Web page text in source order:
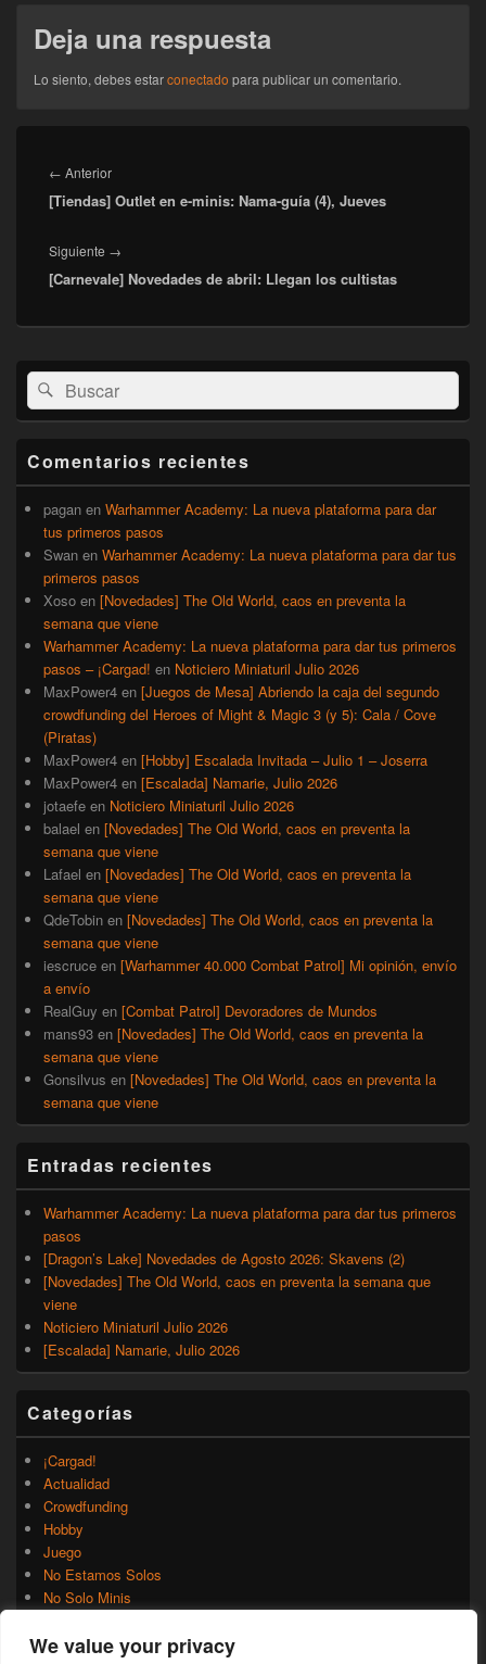
We value your privacy
Deja una respuesta
Lo siento, debes estarconectado para publicar un comentario.
de
entradas
← AnteriorEntrada
anterior:
[Tiendas] Outlet en e-minis: Nama-guía (4), Jueves
Siguiente →
siguiente:
[Carnevale] Novedades de abril: Llegan los cultistas
área
de
widget
lateral
primaria
Buscar
por:
Buscar
Comentarios recientes
pagan en Warhammer Academy: La nueva plataforma para dar
tus primeros pasos
Swan en Warhammer Academy: La nueva plataforma para dar tus
primeros pasos
Xoso en [Novedades] The Old World, caos en preventa la
semana que viene
Warhammer Academy: La nueva plataforma para dar tus primeros
pasos – ¡Cargad! en Noticiero Miniaturil Julio 2026
MaxPower4 en [Juegos de Mesa] Abriendo la caja del segundo
crowdfunding del Heroes of Might & Magic 3 (y 5): Cala / Cove
(Piratas)
MaxPower4 en [Hobby] Escalada Invitada – Julio 1 – Joserra
MaxPower4 en [Escalada] Namarie, Julio 2026
jotaefe en Noticiero Miniaturil Julio 2026
balael en [Novedades] The Old World, caos en preventa la
semana que viene
Lafael en [Novedades] The Old World, caos en preventa la
semana que viene
QdeTobin en [Novedades] The Old World, caos en preventa la
semana que viene
iescruce en [Warhammer 40.000 Combat Patrol] Mi opinión, envío
a envío
RealGuy en [Combat Patrol] Devoradores de Mundos
mans93 en [Novedades] The Old World, caos en preventa la
semana que viene
Gonsilvus en [Novedades] The Old World, caos en preventa la
semana que viene
Entradas recientes
Warhammer Academy: La nueva plataforma para dar tus primeros
pasos
[Dragon’s Lake] Novedades de Agosto 2026: Skavens (2)
[Novedades] The Old World, caos en preventa la semana que
viene
Noticiero Miniaturil Julio 2026
[Escalada] Namarie, Julio 2026
Categorías
¡Cargad!
Actualidad
Crowdfunding
Hobby
Juego
No Estamos Solos
No Solo Minis
Rumores